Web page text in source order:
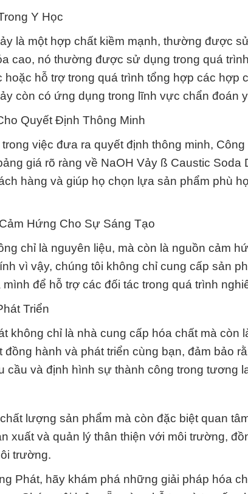
Y Học
là một hợp chất kiềm mạnh, thường được
cao, nó thường được sử dụng trong quá
hoặc hỗ trợ trong quá trình tổng hợp các hợp
còn có ứng dụng trong lĩnh vực chẩn đoán
Quyết Định Thông Minh
việc đưa ra quyết định thông minh,
giá rõ ràng về NaOH Vảy ß Caustic Soda
hàng và giúp họ chọn lựa sản phẩm phù
Hứng Cho Sự Sáng Tạo
chỉ là nguyên liệu, mà còn là nguồn cảm
vì vậy, chúng tôi không chỉ cung cấp sản
để hỗ trợ các đối tác trong quá trình
Triển
không chỉ là nhà cung cấp hóa chất mà còn
hành và phát triển cùng bạn, đảm bảo
cầu và định hình sự thành công trong tương
lượng sản phẩm mà còn đặc biệt quan
xuất và quản lý thân thiện với môi trường,
trường.
Phát, hãy khám phá những giải pháp hóa